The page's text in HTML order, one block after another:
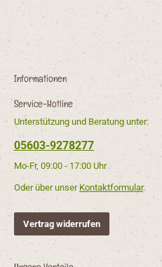
Informationen
Service-Hotline
Unterstützung und Beratung unter:
05603-9278277
Mo-Fr, 09:00 - 17:00 Uhr
Oder über unser Kontaktformular.
Vertrag widerrufen